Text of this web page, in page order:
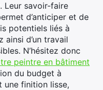
Leur savoir-faire
d’anticiper et de
potentiels liés à
ainsi d’un travail
N’hésitez donc
peintre en bâtiment
du budget à
une finition lisse,